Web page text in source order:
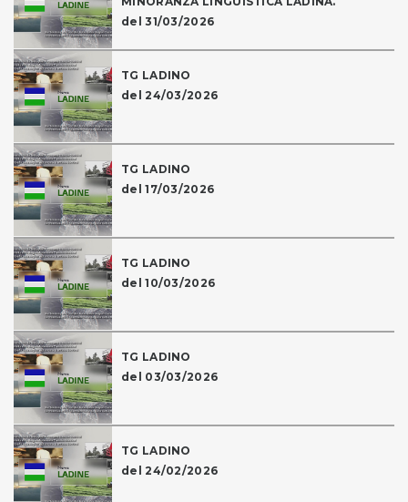
del 31/03/2026
TG LADINO
del 24/03/2026
TG LADINO
del 17/03/2026
TG LADINO
del 10/03/2026
TG LADINO
del 03/03/2026
TG LADINO
del 24/02/2026